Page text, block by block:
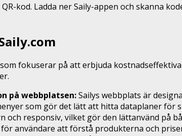
kod. Ladda ner Saily-appen och skanna
fokuserar på att erbjuda
på webbplatsen:Sailys webbplats är
som gör det lätt att hitta dataplaner
och responsiv, vilket gör den lättanvänd på
användare att förstå produkterna och